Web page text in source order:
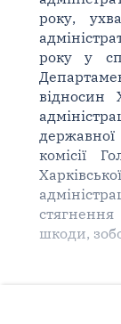
року,
року у
відносин
комісії
шкоди,
ОСОБА_1